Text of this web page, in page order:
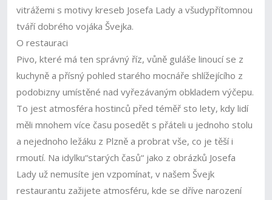
vitrážemi s motivy kreseb Josefa Lady a všudypřítomnou
tváří dobrého vojáka Švejka.
O restauraci
Pivo, které má ten správný říz, vůně guláše linoucí se z
kuchyně a přísný pohled starého mocnáře shlížejícího z
podobizny umístěné nad vyřezávaným obkladem výčepu.
To jest atmosféra hostinců před téměř sto lety, kdy lidí
měli mnohem více času posedět s přáteli u jednoho stolu
a nejednoho ležáku z Plzně a probrat vše, co je těší i
rmoutí. Na idylku“starých časů“ jako z obrázků Josefa
Lady už nemusíte jen vzpomínat, v našem Švejk
restaurantu zažijete atmosféru, kde se dříve narození